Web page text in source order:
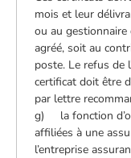
mois et leur
ou au
agréé, soit au
poste. Le refus de
certificat doit être
par lettre
g) la fonction
affiliées à une
l’entreprise